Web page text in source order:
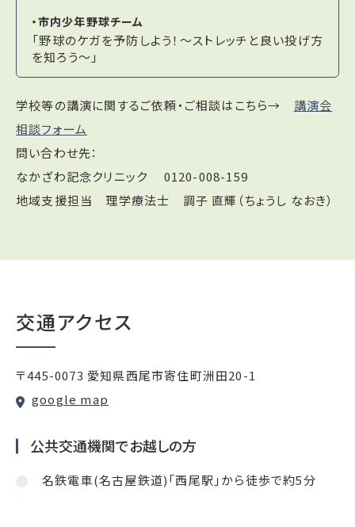
・市内少年野球チーム
「野球のケガを予防しよう！～ストレッチと良い投げ方
を知ろう～」
学校等の講演に関するご依頼・ご相談はこちら→ 講演会
相談フォーム
問い合わせ先：
なかざわ記念クリニック 0120-008-159
地域支援担当 理学療法士 調子 直輝（ちょうし なおき）
交通アクセス
〒445-0073 愛知県西尾市寄住町洲田20-1
google map
公共交通機関でお越しの方
名鉄電車(名古屋鉄道)「西尾駅」から徒歩で約5分